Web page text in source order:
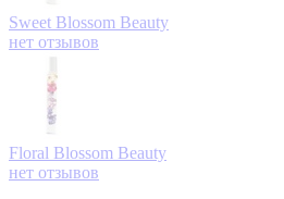
Sweet Blossom Beauty
нет отзывов
Floral Blossom Beauty
нет отзывов